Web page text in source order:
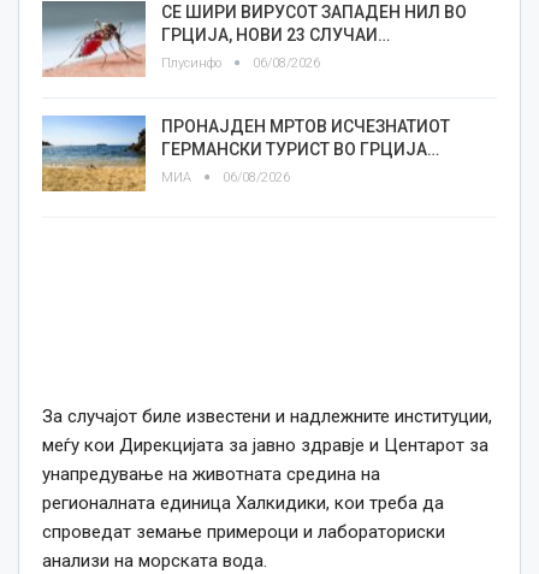
СЕ ШИРИ ВИРУСОТ ЗАПАДЕН НИЛ ВО
ГРЦИЈА, НОВИ 23 СЛУЧАИ…
Плусинфо 06/08/2026
ПРОНАЈДЕН МРТОВ ИСЧЕЗНАТИОТ
ГЕРМАНСКИ ТУРИСТ ВО ГРЦИЈА…
МИА 06/08/2026
За случајот биле известени и надлежните институции,
меѓу кои Дирекцијата за јавно здравје и Центарот за
унапредување на животната средина на
регионалната единица Халкидики, кои треба да
спроведат земање примероци и лабораториски
анализи на морската вода.